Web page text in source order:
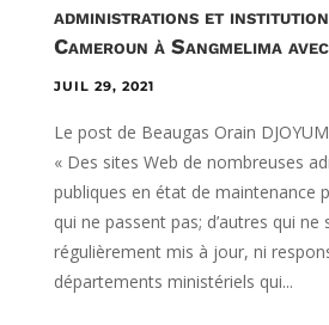
administrations et
Cameroun à Sangmelima
JUIL 29, 2021
Le post de Beaugas Orain
« Des sites Web de nombreuses
publiques en état de maintenance
qui ne passent pas; d’autres qui ne
régulièrement mis à jour, ni
départements ministériels qui...